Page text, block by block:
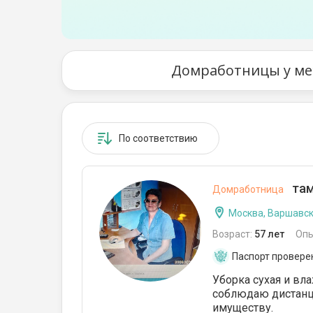
От 111 до 140 кв.м
От 141 до 170 кв.м
От 171 до 200 кв.м
От 501 до 700 кв.м
От 701 до 900 кв.м
От 900 кв.м
Домработницы у
По соответствию
Домработница
Москва,
Возраст: 57 лет
Паспорт
Уборка сухая и
соблюдаю
имуществу.